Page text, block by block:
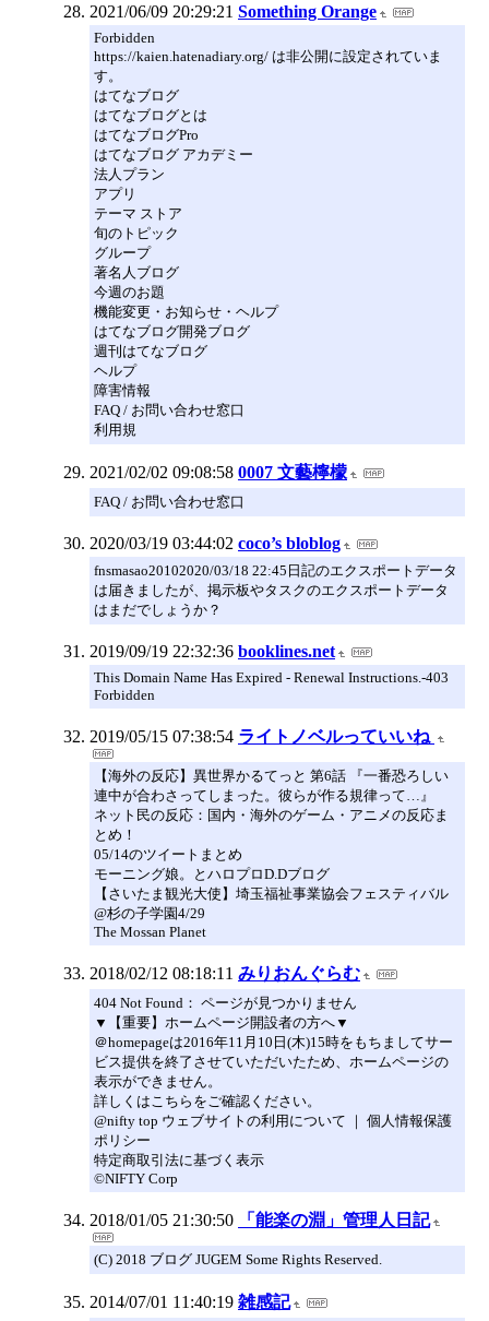
2021/06/09 20:29:21 Something Orange
Forbidden
https://kaien.hatenadiary.org/ は非公開に設定されていま
す。
はてなブログ
はてなブログとは
はてなブログPro
はてなブログ アカデミー
法人プラン
アプリ
テーマ ストア
旬のトピック
グループ
著名人ブログ
今週のお題
機能変更・お知らせ・ヘルプ
はてなブログ開発ブログ
週刊はてなブログ
ヘルプ
障害情報
FAQ / お問い合わせ窓口
利用規
2021/02/02 09:08:58 0007 文藝檸檬
FAQ / お問い合わせ窓口
2020/03/19 03:44:02 coco’s bloblog
fnsmasao20102020/03/18 22:45日記のエクスポートデータ
は届きましたが、掲示板やタスクのエクスポートデータ
はまだでしょうか？
2019/09/19 22:32:36 booklines.net
This Domain Name Has Expired - Renewal Instructions.-403
Forbidden
2019/05/15 07:38:54 ライトノベルっていいね
【海外の反応】異世界かるてっと 第6話 『一番恐ろしい
連中が合わさってしまった。彼らが作る規律って…』
ネット民の反応：国内・海外のゲーム・アニメの反応ま
とめ！
05/14のツイートまとめ
モーニング娘。とハロプロD.Dブログ
【さいたま観光大使】埼玉福祉事業協会フェスティバル
@杉の子学園4/29
The Mossan Planet
2018/02/12 08:18:11 みりおんぐらむ
404 Not Found： ページが見つかりません
▼【重要】ホームページ開設者の方へ▼
＠homepageは2016年11月10日(木)15時をもちましてサー
ビス提供を終了させていただいたため、ホームページの
表示ができません。
詳しくはこちらをご確認ください。
@nifty top ウェブサイトの利用について ｜ 個人情報保護
ポリシー
特定商取引法に基づく表示
©NIFTY Corp
2018/01/05 21:30:50 「能楽の淵」管理人日記
(C) 2018 ブログ JUGEM Some Rights Reserved.
2014/07/01 11:40:19 雑感記